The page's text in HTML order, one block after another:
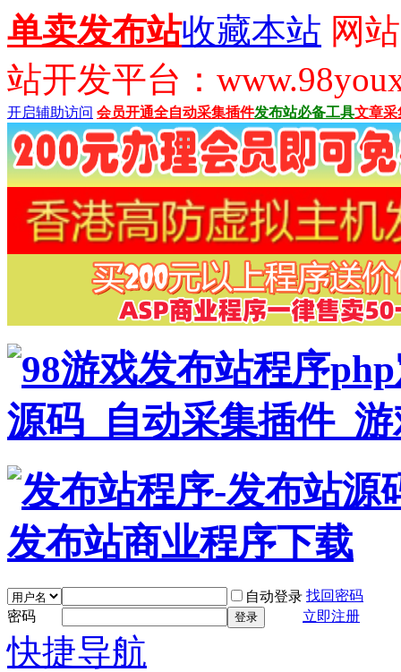
单卖发布站收藏本站 网
站开发平台：
开启辅助访问 会员开通全自动采集插件发布站必备工具文章采
自动登录 找回密码
密码
登录 立即注册
快捷导航